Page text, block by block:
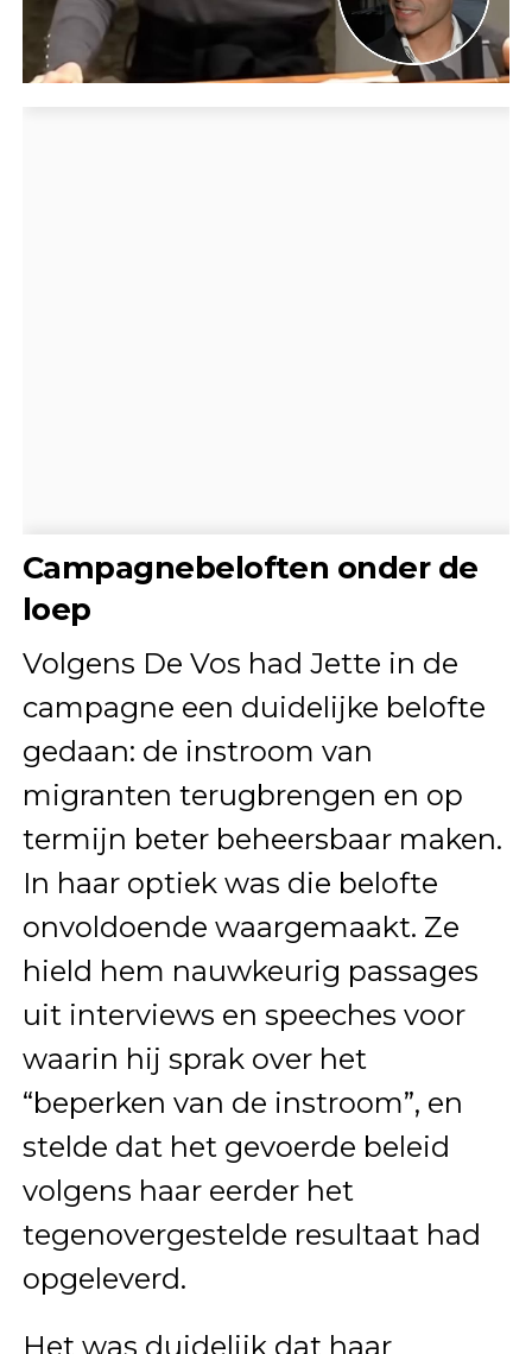
Campagnebeloften onder de
loep
Volgens De Vos had Jette in de
campagne een duidelijke belofte
gedaan: de instroom van
migranten terugbrengen en op
termijn beter beheersbaar maken.
In haar optiek was die belofte
onvoldoende waargemaakt. Ze
hield hem nauwkeurig passages
uit interviews en speeches voor
waarin hij sprak over het
“beperken van de instroom”, en
stelde dat het gevoerde beleid
volgens haar eerder het
tegenovergestelde resultaat had
opgeleverd.
Het was duidelijk dat haar